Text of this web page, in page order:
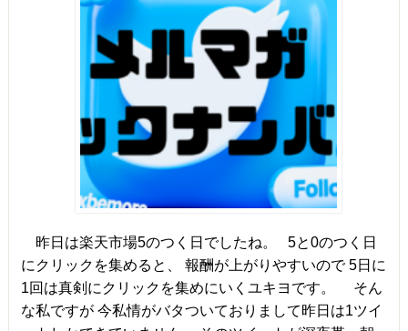
昨日は楽天市場5のつく日でしたね。 5と0のつく日
にクリックを集めると、 報酬が上がりやすいので 5日に
1回は真剣にクリックを集めにいくユキヨです。 そん
な私ですが 今私情がバタついておりまして昨日は1ツイ